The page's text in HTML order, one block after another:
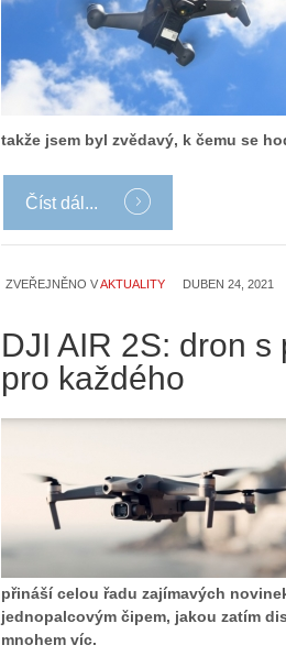
takže jsem byl zvědavý, k čemu se
Číst dál...
ZVEŘEJNĚNO VAKTUALITY DUBEN 24, 2021
DJI AIR 2S: dron
pro každého
přináší celou řadu zajímavých
jednopalcovým čipem, jakou zatím
mnohem víc.